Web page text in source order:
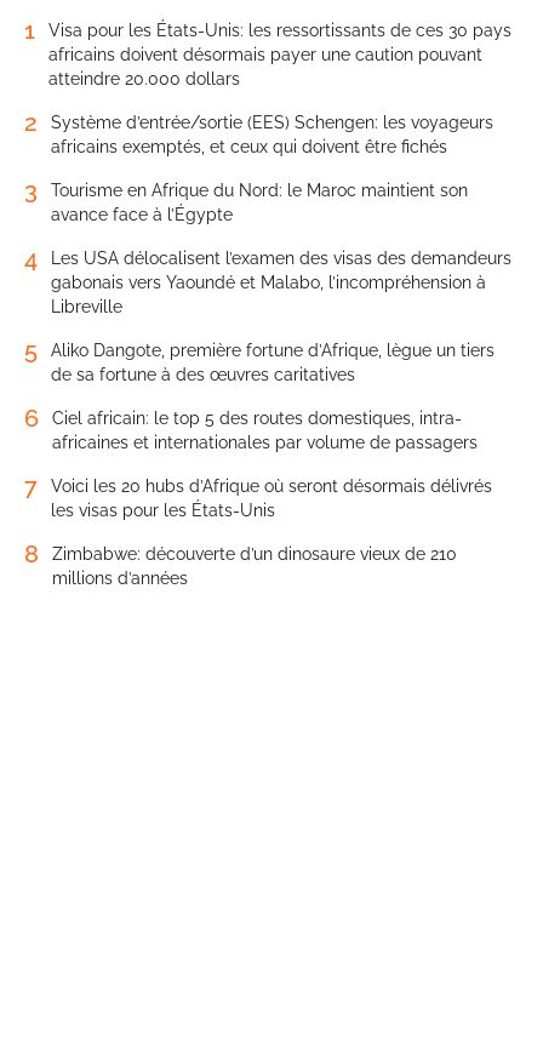
1
Visa pour les États-Unis: les ressortissants de ces 30 pays
africains doivent désormais payer une caution pouvant
atteindre 20.000 dollars
2
Système d’entrée/sortie (EES) Schengen: les voyageurs
africains exemptés, et ceux qui doivent être fichés
3
Tourisme en Afrique du Nord: le Maroc maintient son
avance face à l’Égypte
4
Les USA délocalisent l’examen des visas des demandeurs
gabonais vers Yaoundé et Malabo, l’incompréhension à
Libreville
5
Aliko Dangote, première fortune d’Afrique, lègue un tiers
de sa fortune à des œuvres caritatives
6
Ciel africain: le top 5 des routes domestiques, intra-
africaines et internationales par volume de passagers
7
Voici les 20 hubs d’Afrique où seront désormais délivrés
les visas pour les États-Unis
8
Zimbabwe: découverte d’un dinosaure vieux de 210
millions d’années